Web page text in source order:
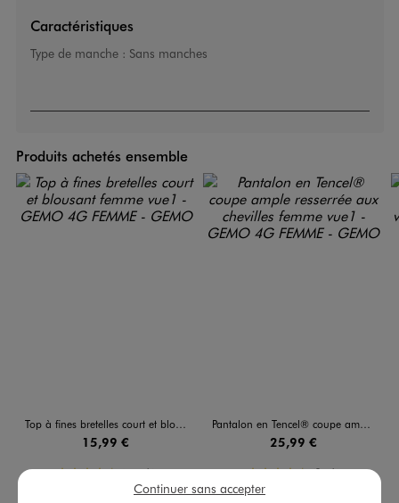
Caractéristiques
Type de manche : Sans manches
Produits achetés ensemble
Top à fines bretelles court et blousant femme
15,99 €
4.5/5 de moyenne
(15 avis)
Pantalon en Tencel® coupe ample resserrée aux chevilles femme
25,99 €
4.5/5 de moyenne
(8 avis)
Continuer sans accepter